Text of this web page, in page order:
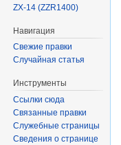
ZX-14 (ZZR1400)
Навигация
Свежие правки
Случайная статья
Инструменты
Ссылки сюда
Связанные правки
Служебные страницы
Сведения о странице